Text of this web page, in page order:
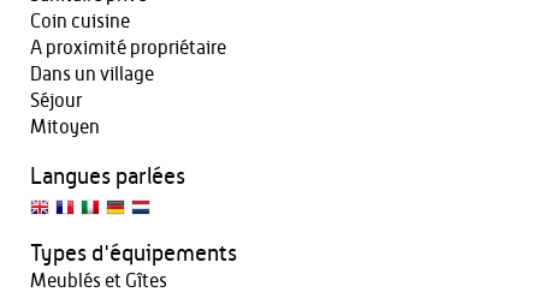
Coin cuisine
A proximité propriétaire
Dans un village
Séjour
Mitoyen
Langues parlées
Types d'équipements
Meublés et Gîtes